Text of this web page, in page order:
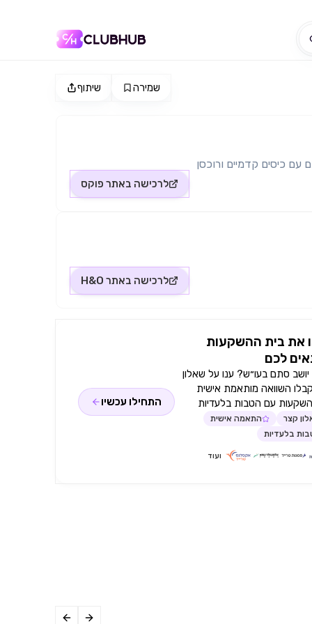
שיתוף שמירה
עם כיסים קדמיים ורוכסן
לרכישה באתר פוקס
לרכישה באתר H&O
את בית ההשקעות
לכם
סתם בעו״ש? ענו על שאלון
השוואה מותאמת אישית
עם הטבות בלעדיות
קצר
התאמה אישית
בלעדיות
ועוד
התחילו עכשיו